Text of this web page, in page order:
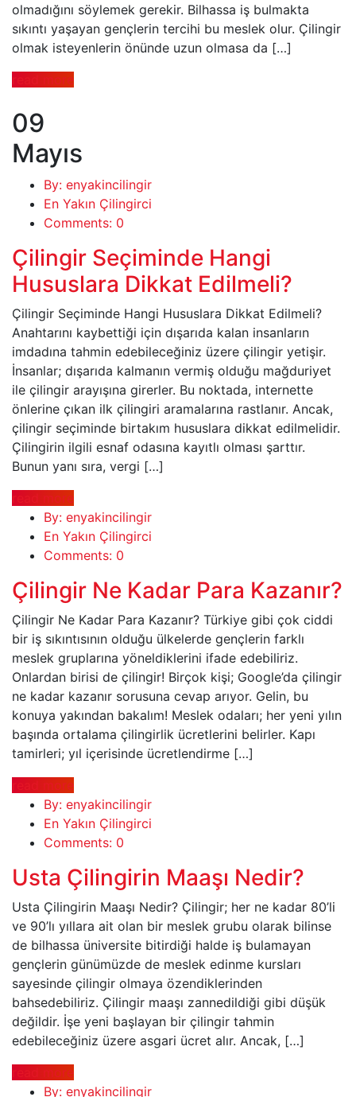
olmadığını söylemek gerekir. Bilhassa iş bulmakta
sıkıntı yaşayan gençlerin tercihi bu meslek olur. Çilingir
olmak isteyenlerin önünde uzun olmasa da […]
read more
09
Mayıs
By: enyakincilingir
En Yakın Çilingirci
Comments: 0
Çilingir Seçiminde Hangi
Hususlara Dikkat Edilmeli?
Çilingir Seçiminde Hangi Hususlara Dikkat Edilmeli?
Anahtarını kaybettiği için dışarıda kalan insanların
imdadına tahmin edebileceğiniz üzere çilingir yetişir.
İnsanlar; dışarıda kalmanın vermiş olduğu mağduriyet
ile çilingir arayışına girerler. Bu noktada, internette
önlerine çıkan ilk çilingiri aramalarına rastlanır. Ancak,
çilingir seçiminde birtakım hususlara dikkat edilmelidir.
Çilingirin ilgili esnaf odasına kayıtlı olması şarttır.
Bunun yanı sıra, vergi […]
read more
By: enyakincilingir
En Yakın Çilingirci
Comments: 0
Çilingir Ne Kadar Para Kazanır?
Çilingir Ne Kadar Para Kazanır? Türkiye gibi çok ciddi
bir iş sıkıntısının olduğu ülkelerde gençlerin farklı
meslek gruplarına yöneldiklerini ifade edebiliriz.
Onlardan birisi de çilingir! Birçok kişi; Google’da çilingir
ne kadar kazanır sorusuna cevap arıyor. Gelin, bu
konuya yakından bakalım! Meslek odaları; her yeni yılın
başında ortalama çilingirlik ücretlerini belirler. Kapı
tamirleri; yıl içerisinde ücretlendirme […]
read more
By: enyakincilingir
En Yakın Çilingirci
Comments: 0
Usta Çilingirin Maaşı Nedir?
Usta Çilingirin Maaşı Nedir? Çilingir; her ne kadar 80’li
ve 90’lı yıllara ait olan bir meslek grubu olarak bilinse
de bilhassa üniversite bitirdiği halde iş bulamayan
gençlerin günümüzde de meslek edinme kursları
sayesinde çilingir olmaya özendiklerinden
bahsedebiliriz. Çilingir maaşı zannedildiği gibi düşük
değildir. İşe yeni başlayan bir çilingir tahmin
edebileceğiniz üzere asgari ücret alır. Ancak, […]
read more
By: enyakincilingir